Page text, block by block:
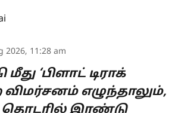
2026, 11:28 am
‘பிளாட் டிராக்
விமர்சனம் எழுந்தாலும்,
தொடரில் இரண்டு